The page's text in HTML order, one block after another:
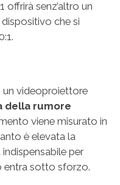
senz’altro un
che si
un videoproiettore
della rumore
viene misurato in
è elevata la
per
entra sotto sforzo.